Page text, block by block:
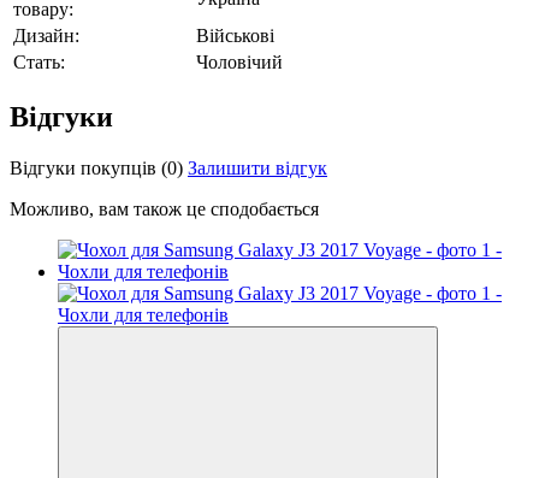
товару:
Дизайн:
Військові
Стать:
Чоловічий
Відгуки
Відгуки покупців (0) Залишити відгук
Можливо, вам також це сподобається